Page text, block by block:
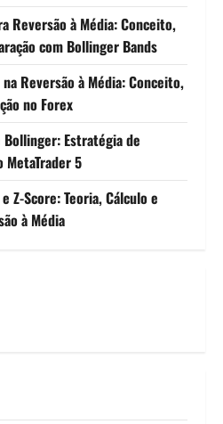
Reversão à Média: Conceito,
com Bollinger Bands
Reversão à Média: Conceito,
no Forex
Bollinger: Estratégia de
MetaTrader 5
Z-Score: Teoria, Cálculo e
à Média